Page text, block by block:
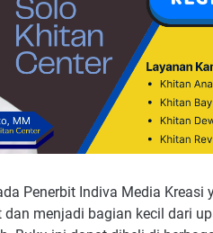
Penerbit Indiva Media
menjadi bagian kecil dari